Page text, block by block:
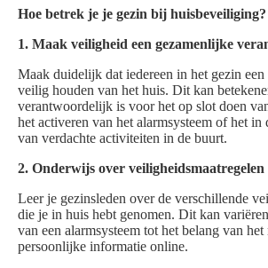
Hoe betrek je je gezin bij huisbeveiliging?
1. Maak veiligheid een gezamenlijke
Maak duidelijk dat iedereen in het gezin
veilig houden van het huis. Dit kan
verantwoordelijk is voor het op slot doen
het activeren van het alarmsysteem of het in
van verdachte activiteiten in de buurt.
2. Onderwijs over veiligheidsmaatregelen
Leer je gezinsleden over de verschillende
die je in huis hebt genomen. Dit kan
van een alarmsysteem tot het belang van
persoonlijke informatie online.